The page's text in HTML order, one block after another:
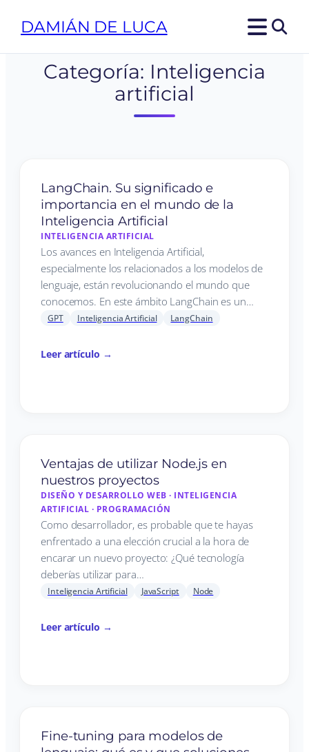
DAMIÁN DE LUCA
Categoría: Inteligencia
artificial
LangChain. Su significado e
importancia en el mundo de la
Inteligencia Artificial
INTELIGENCIA ARTIFICIAL
Los avances en Inteligencia Artificial,
especialmente los relacionados a los modelos de
lenguaje, están revolucionando el mundo que
conocemos. En este ámbito LangChain es un…
GPT Inteligencia Artificial LangChain
Leer artículo →
Ventajas de utilizar Node.js en
nuestros proyectos
DISEÑO Y DESARROLLO WEB · INTELIGENCIA
ARTIFICIAL · PROGRAMACIÓN
Como desarrollador, es probable que te hayas
enfrentado a una elección crucial a la hora de
encarar un nuevo proyecto: ¿Qué tecnología
deberías utilizar para…
Inteligencia Artificial JavaScript Node
Leer artículo →
Fine-tuning para modelos de